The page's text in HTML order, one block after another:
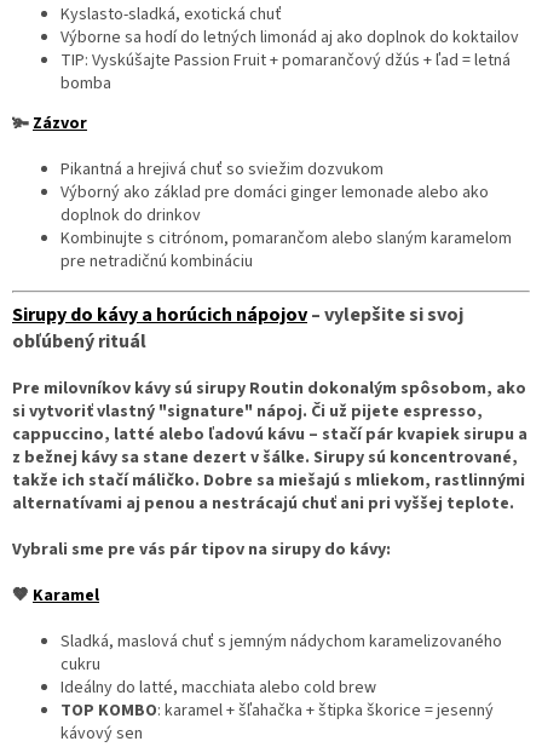
Kyslasto-sladká, exotická chuť
Výborne sa hodí do letných limonád aj ako doplnok do koktailov
TIP: Vyskúšajte Passion Fruit + pomarančový džús + ľad = letná
bomba
🫚 Zázvor
Pikantná a hrejivá chuť so sviežim dozvukom
Výborný ako základ pre domáci ginger lemonade alebo ako
doplnok do drinkov
Kombinujte s citrónom, pomarančom alebo slaným karamelom
pre netradičnú kombináciu
Sirupy do kávy a horúcich nápojov– vylepšite si svoj
obľúbený rituál
Pre milovníkov kávy sú sirupy Routin dokonalým spôsobom, ako
si vytvoriť vlastný "signature" nápoj. Či už pijete espresso,
cappuccino, latté alebo ľadovú kávu – stačí pár kvapiek sirupu a
z bežnej kávy sa stane dezert v šálke. Sirupy sú koncentrované,
takže ich stačí máličko. Dobre sa miešajú s mliekom, rastlinnými
alternatívami aj penou a nestrácajú chuť ani pri vyššej teplote.
Vybrali sme pre vás pár tipov na sirupy do kávy:
🤎 Karamel
Sladká, maslová chuť s jemným nádychom karamelizovaného
cukru
Ideálny do latté, macchiata alebo cold brew
TOP KOMBO: karamel + šľahačka + štipka škorice = jesenný
kávový sen